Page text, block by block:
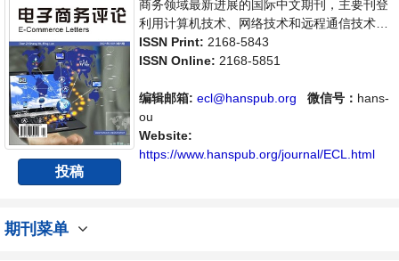
投稿
商务领域最新进展的国际中文期刊，主要刊登
利用计算机技术、网络技术和远程通信技术来
实现电子化、数字化和网络化的整个商务过程
的相关论文。本刊支持思想创新、学术创新，
体，旨在给世界范围内的科学家、学者、科研
人员提供一个传播、分享和讨论电子商务领域
内不同方向问题与发展的交流平台。
ISSN Print: 2168-5843
ISSN Online: 2168-5851
编辑邮箱: ecl@hanspub.org 微信号： hans-
ou
Website:
https://www.hanspub.org/journal/ECL.html
期刊菜单